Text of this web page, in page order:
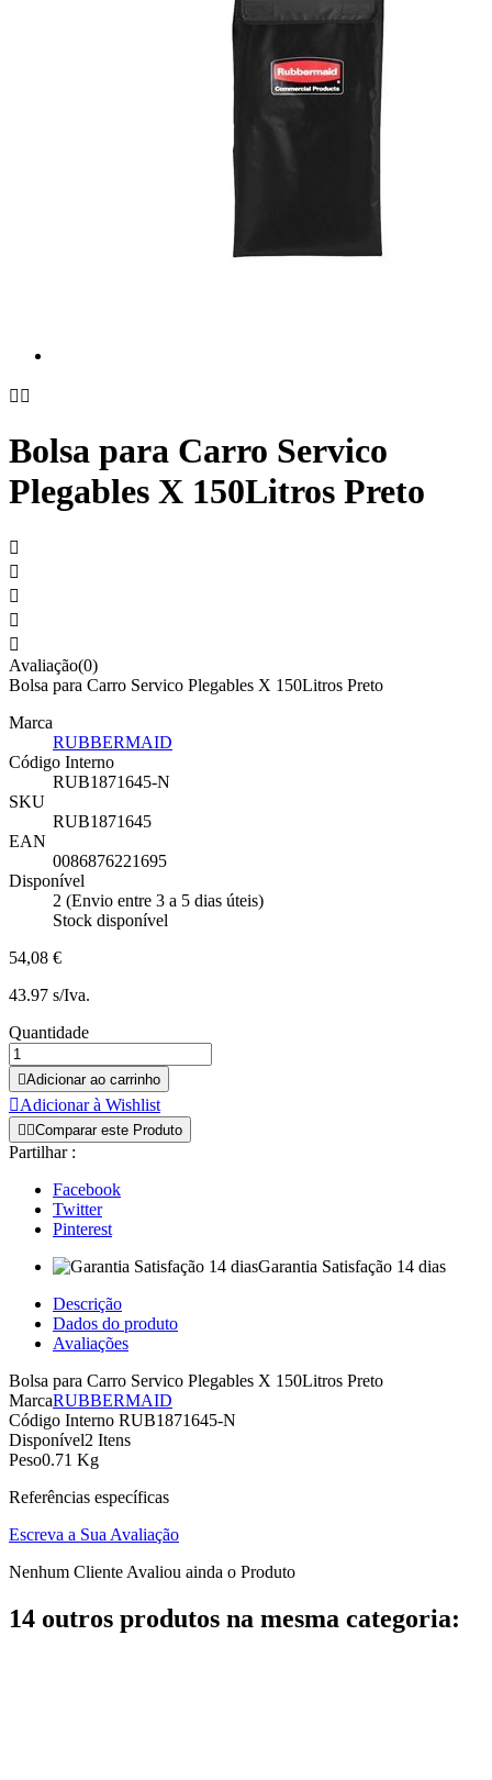
 
Bolsa para Carro Servico
Plegables X 150Litros Preto





Avaliação(0)
Bolsa para Carro Servico Plegables X 150Litros Preto
Marca
RUBBERMAID
Código Interno
RUB1871645-N
SKU
RUB1871645
EAN
0086876221695
Disponível
2 (Envio entre 3 a 5 dias úteis)
Stock disponível
54,08 €
43.97 s/Iva.
Quantidade
Adicionar ao carrinho
Adicionar à Wishlist
 Comparar este Produto
Partilhar :
Facebook
Twitter
Pinterest
Garantia Satisfação 14 dias
Descrição
Dados do produto
Avaliações
Bolsa para Carro Servico Plegables X 150Litros Preto
MarcaRUBBERMAID
Código Interno RUB1871645-N
Disponível2 Itens
Peso0.71 Kg
Referências específicas
Escreva a Sua Avaliação
Nenhum Cliente Avaliou ainda o Produto
14 outros produtos na mesma categoria: